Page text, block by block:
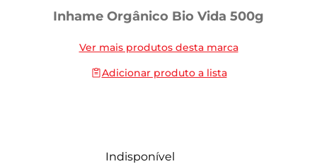
Inhame Orgânico Bio Vida 500g
Ver mais produtos desta marca
Adicionar produto a lista
Indisponível